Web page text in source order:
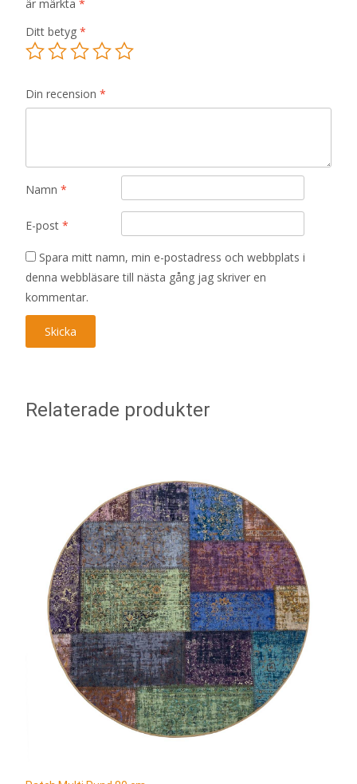
är märkta *
Ditt betyg *
Din recension *
Namn *
E-post *
Spara mitt namn, min e-postadress och webbplats i
denna webbläsare till nästa gång jag skriver en
kommentar.
Relaterade produkter